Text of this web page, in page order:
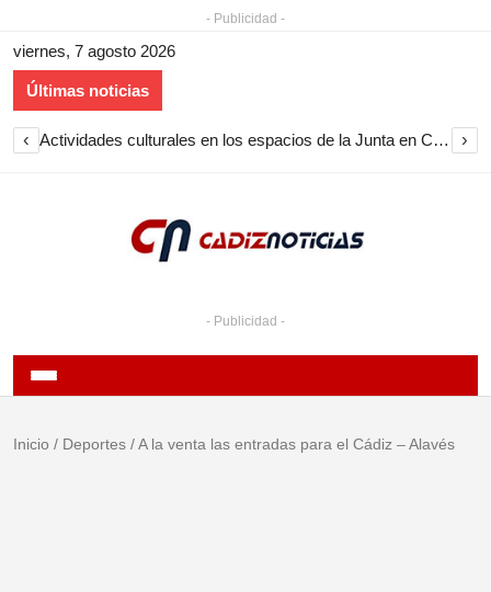
- Publicidad -
viernes, 7 agosto 2026
Últimas noticias
‹ Actividades culturales en los espacios de la Junta en Cádiz durante agosto: exposiciones, visitas guiadas y jazz en Baelo Claudia ›
- Publicidad -
Inicio / Deportes /A la venta las entradas para el Cádiz – Alavés